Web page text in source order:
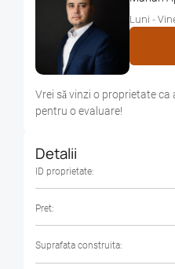
Luni -
Vrei sǎ vinzi o proprietate
pentru o evaluare!
Detalii
ID proprietate:
Pret:
Suprafata construita: